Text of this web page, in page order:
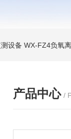
设备 WX-FZ4负氧
产品中心 /